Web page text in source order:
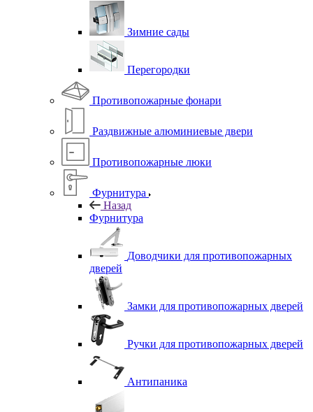
Зимние сады
Перегородки
Противопожарные фонари
Раздвижные алюминиевые двери
Противопожарные люки
Фурнитура
Назад
Фурнитура
Доводчики для противопожарных
дверей
Замки для противопожарных дверей
Ручки для противопожарных дверей
Антипаника